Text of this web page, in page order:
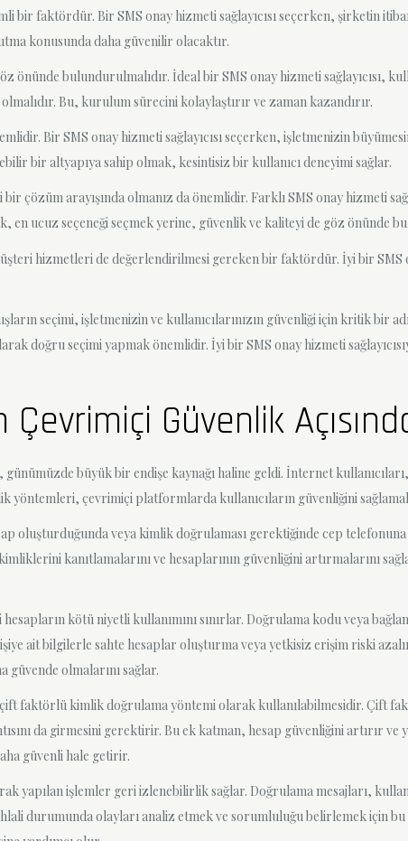
bir faktördür. Bir SMS onay hizmeti sağlayıcısı seçerken, şirketin
konusunda daha güvenilir olacaktır.
önünde bulundurulmalıdır. İdeal bir SMS onay hizmeti sağlayıcısı,
Bu, kurulum sürecini kolaylaştırır ve zaman kazandırır.
Bir SMS onay hizmeti sağlayıcısı seçerken, işletmenizin
bir altyapıya sahip olmak, kesintisiz bir kullanıcı deneyimi sağlar.
çözüm arayışında olmanız da önemlidir. Farklı SMS onay hizmeti
en ucuz seçeneği seçmek yerine, güvenlik ve kaliteyi de göz önünde
hizmetleri de değerlendirilmesi gereken bir faktördür. İyi bir SMS
seçimi, işletmenizin ve kullanıcılarınızın güvenliği için kritik bir
doğru seçimi yapmak önemlidir. İyi bir SMS onay hizmeti
Çevrimiçi Güvenlik
büyük bir endişe kaynağı haline geldi. İnternet
yöntemleri, çevrimiçi platformlarda kullanıcıların güvenliğini
oluşturduğunda veya kimlik doğrulaması gerektiğinde cep
kanıtlamalarını ve hesaplarının güvenliğini artırmalarını
kötü niyetli kullanımını sınırlar. Doğrulama kodu veya
ait bilgilerle sahte hesaplar oluşturma veya yetkisiz erişim riski
güvende olmalarını sağlar.
faktörlü kimlik doğrulama yöntemi olarak kullanılabilmesidir. Çift
da girmesini gerektirir. Bu ek katman, hesap güvenliğini artırır
güvenli hale getirir.
yapılan işlemler geri izlenebilirlik sağlar. Doğrulama mesajları,
durumunda olayları analiz etmek ve sorumluluğu belirlemek için